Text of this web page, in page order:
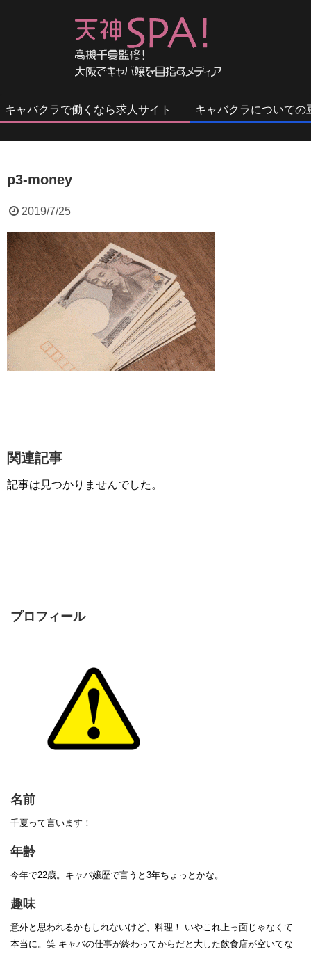
キャバクラで働くなら求人サイト キャバクラについての
p3-money
2019/7/25
関連記事
記事は見つかりませんでした。
プロフィール
名前
千夏って言います！
年齢
今年で22歳。キャバ嬢歴で言うと3年ちょっとかな。
趣味
意外と思われるかもしれないけど、料理！ いやこれ上っ面じゃなくて
本当に。笑 キャバの仕事が終わってからだと大した飲食店が空いてな